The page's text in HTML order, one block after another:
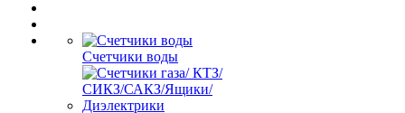
Счетчики воды